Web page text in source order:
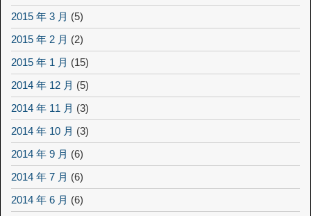
2015 年 3 月 (5)
2015 年 2 月 (2)
2015 年 1 月 (15)
2014 年 12 月 (5)
2014 年 11 月 (3)
2014 年 10 月 (3)
2014 年 9 月 (6)
2014 年 7 月 (6)
2014 年 6 月 (6)